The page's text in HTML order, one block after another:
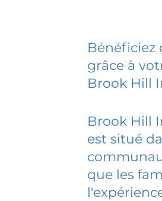
Bénéficiez
grâce à
Brook Hill
Brook Hill
est situé
que les